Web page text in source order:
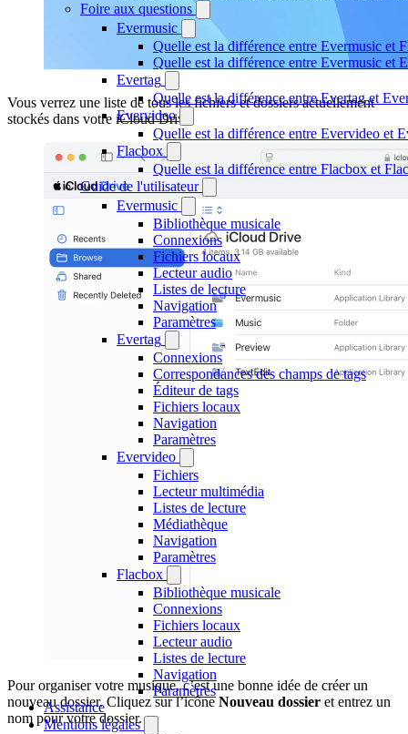
Foire aux questions
Evermusic
Quelle est la différence entre Evermusic et
Quelle est la différence entre Evermusic et
Evertag
Quelle est la différence entre Evertag et
Evervideo
Quelle est la différence entre Evervideo et
Flacbox
Quelle est la différence entre Flacbox et
Guide de l'utilisateur
Evermusic
Bibliothèque musicale
Connexions
Fichiers locaux
Lecteur audio
Listes de lecture
Navigation
Paramètres
Evertag
Connexions
Correspondances des champs de tags
Éditeur de tags
Fichiers locaux
Navigation
Paramètres
Evervideo
Fichiers
Lecteur multimédia
Listes de lecture
Médiathèque
Navigation
Paramètres
Flacbox
Bibliothèque musicale
Connexions
Fichiers locaux
Lecteur audio
Listes de lecture
Navigation
Paramètres
Assistance
Mentions légales
Vous verrez une liste de tous les fichiers et dossiers actuellement
stockés dans votre iCloud Drive.
Pour organiser votre musique, c’est une bonne idée de créer un
nouveau dossier. Cliquez sur l’icôneNouveau dossier et entrez un
nom pour votre dossier.